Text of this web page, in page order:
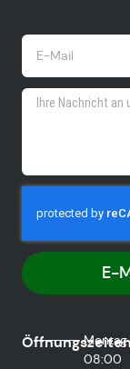
E-
Öffnungszeiten
Montag
08:00